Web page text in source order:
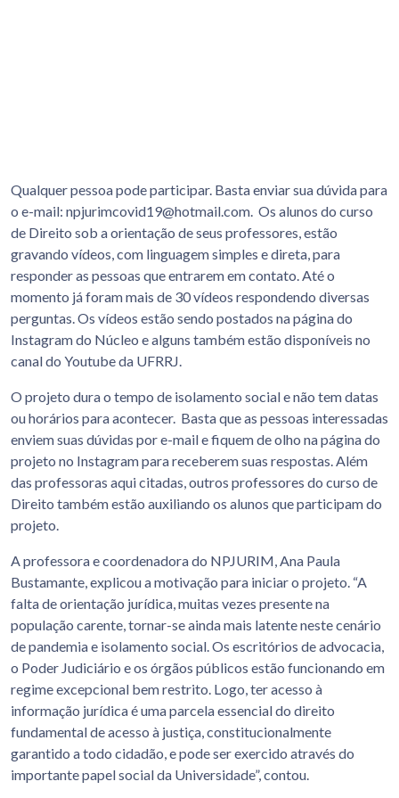
Qualquer pessoa pode participar. Basta enviar sua dúvida para
o e-mail: npjurimcovid19@hotmail.com. Os alunos do curso
de Direito sob a orientação de seus professores, estão
gravando vídeos, com linguagem simples e direta, para
responder as pessoas que entrarem em contato. Até o
momento já foram mais de 30 vídeos respondendo diversas
perguntas. Os vídeos estão sendo postados na página do
Instagram do Núcleo e alguns também estão disponíveis no
canal do Youtube da UFRRJ.
O projeto dura o tempo de isolamento social e não tem datas
ou horários para acontecer. Basta que as pessoas interessadas
enviem suas dúvidas por e-mail e fiquem de olho na página do
projeto no Instagram para receberem suas respostas. Além
das professoras aqui citadas, outros professores do curso de
Direito também estão auxiliando os alunos que participam do
projeto.
A professora e coordenadora do NPJURIM, Ana Paula
Bustamante, explicou a motivação para iniciar o projeto. “A
falta de orientação jurídica, muitas vezes presente na
população carente, tornar-se ainda mais latente neste cenário
de pandemia e isolamento social. Os escritórios de advocacia,
o Poder Judiciário e os órgãos públicos estão funcionando em
regime excepcional bem restrito. Logo, ter acesso à
informação jurídica é uma parcela essencial do direito
fundamental de acesso à justiça, constitucionalmente
garantido a todo cidadão, e pode ser exercido através do
importante papel social da Universidade”, contou.